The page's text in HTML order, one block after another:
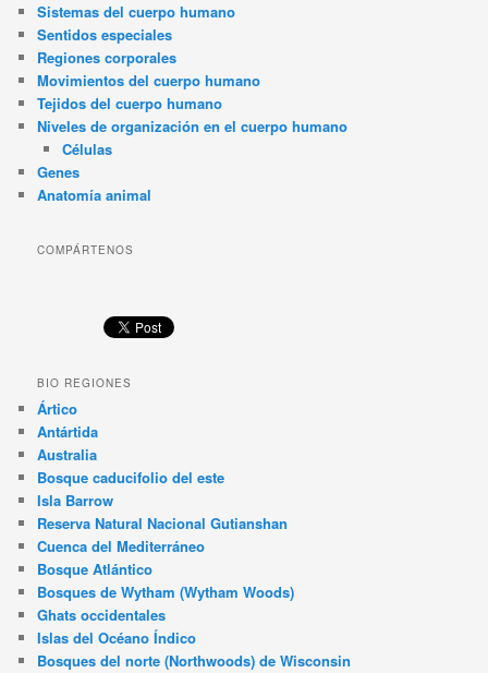
Sistemas del cuerpo humano
Sentidos especiales
Regiones corporales
Movimientos del cuerpo humano
Tejidos del cuerpo humano
Niveles de organización en el cuerpo humano
Células
Genes
Anatomía animal
COMPÁRTENOS
BIO REGIONES
Ártico
Antártida
Australia
Bosque caducifolio del este
Isla Barrow
Reserva Natural Nacional Gutianshan
Cuenca del Mediterráneo
Bosque Atlántico
Bosques de Wytham (Wytham Woods)
Ghats occidentales
Islas del Océano Índico
Bosques del norte (Northwoods) de Wisconsin